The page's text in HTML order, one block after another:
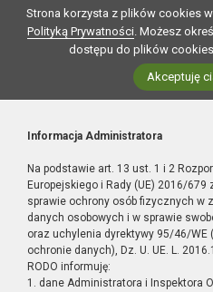
Strona korzysta z plików cookies
Polityką Prywatności. Możesz
dostępu do plików
Akceptuję
Informacja Administratora
Na podstawie art. 13 ust. 1 i 2
Europejskiego i Rady (UE) 2016/
sprawie ochrony osób fizycznych w
danych osobowych i w sprawie
oraz uchylenia dyrektywy 95/46/WE
ochronie danych), Dz. U. UE. L.
RODO informuję:
1. dane Administratora i Inspektora